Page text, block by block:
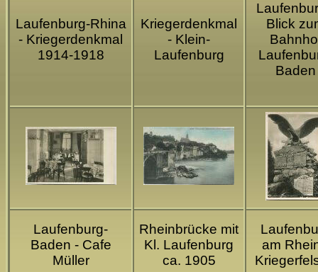
Laufenburg-Rhina
- Kriegerdenkmal
1914-1918
Kriegerdenkmal
- Klein-
Laufenburg
Blick
Baden
Laufenburg-
Baden - Cafe
Müller
Rheinbrücke mit
Kl. Laufenburg
ca. 1905
am